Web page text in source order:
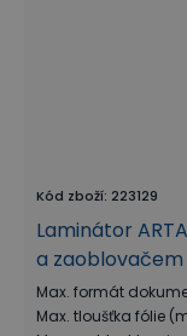
Kód zboží: 223129
Laminátor
a zaoblovačem
Max. formát
Max. tloušťka fólie